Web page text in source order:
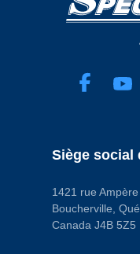
Siège social
1421 rue Ampère
Boucherville,
Canada J4B 5Z5